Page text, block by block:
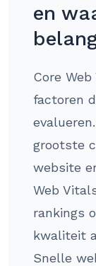
en
Core
factoren
grootste
website
Web
rankings
kwaliteit
Snelle